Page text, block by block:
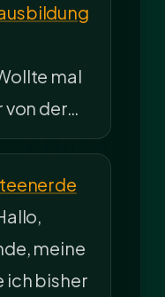
mal
von der…
meine
ich bisher